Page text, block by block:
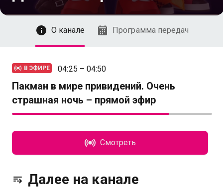
О канале Программа передач
В ЭФИРЕ 04:25 – 04:50
Пакман в мире привидений. Очень
страшная ночь – прямой эфир
Смотреть
Далее на канале